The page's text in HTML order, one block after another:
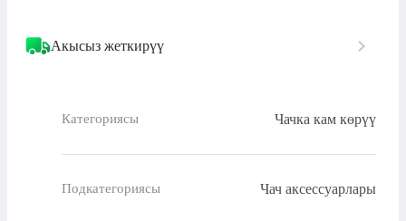
Акысыз жеткирүү
Категориясы Чачка кам көрүү
Подкатегориясы Чач аксессуарлары